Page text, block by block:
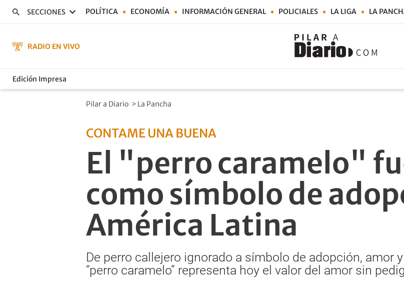
SECCIONES POLÍTICA ECONOMÍA INFORMACIÓN GENERAL POLICIALES LA LIGA LA
RADIO EN VIVO
Edición Impresa
Pilar a Diario > La Pancha
CONTAME UNA BUENA
El "perro caramelo"
como símbolo de
América Latina
De perro callejero ignorado a símbolo de adopción, amor
“perro caramelo” representa hoy el valor del amor sin